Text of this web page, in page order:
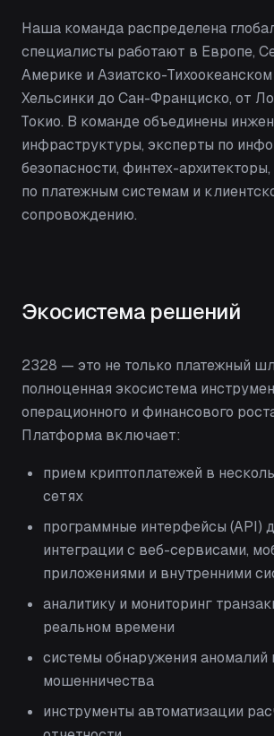
Наша команда распределена
специалисты работают в Европе,
Америке и Азиатско-
Хельсинки до Сан-Франциско, от
Токио. В команде объединены
инфраструктуры, эксперты по
безопасности, финтех-
по платежным системам и
сопровождению.
Экосистема решений
2328 — это не только платежный
полноценная экосистема
операционного и финансового
Платформа включает:
прием криптоплатежей в
сетях
программные интерфейсы (API)
интеграции с веб-сервисами,
приложениями и внутренними
аналитику и мониторинг
реальном времени
системы обнаружения аномалий
мошенничества
инструменты автоматизации